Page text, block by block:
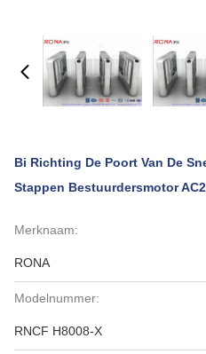
Bi Richting De Poort Van De
Stappen Bestuurdersmotor
Merknaam:
RONA
Modelnummer:
RNCF H8008-X